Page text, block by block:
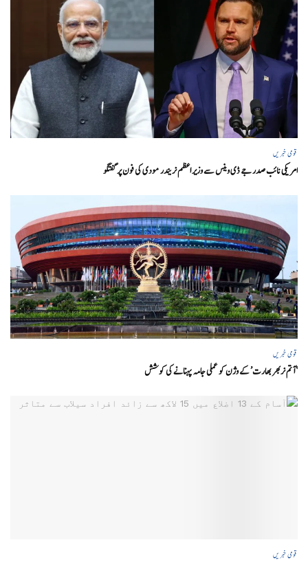
قومی خبریں
امریکی نائب صدر جے ڈی وینس سے وزیر اعظم نریندر مودی کی فون پر گفتگو
قومی خبریں
‘ آتم نربھر بھارت’ کے وژن کو عملی جامہ پہنانے کی کوشش
قومی خبریں